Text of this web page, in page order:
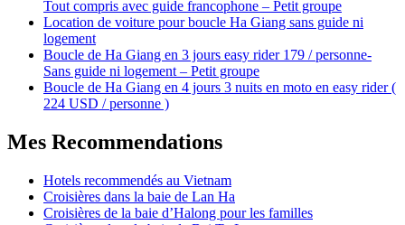
Tout compris avec guide francophone – Petit groupe
Location de voiture pour boucle Ha Giang sans guide ni
logement
Boucle de Ha Giang en 3 jours easy rider 179 / personne-
Sans guide ni logement – Petit groupe
Boucle de Ha Giang en 4 jours 3 nuits en moto en easy rider (
224 USD / personne )
Mes Recommendations
Hotels recommendés au Vietnam
Croisières dans la baie de Lan Ha
Croisières de la baie d’Halong pour les familles